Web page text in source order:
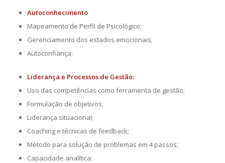
Autoconhecimento
Mapeamento de Perfil de Psicológico;
Gerenciamento dos estados emocionais;
Autoconfiança;
Liderança e Processos de Gestão:
Uso das competências como ferramenta de gestão;
Formulação de objetivos;
Liderança situacional;
Coaching e técnicas de feedback;
Método para solução de problemas em 4 passos;
Capacidade analítica;